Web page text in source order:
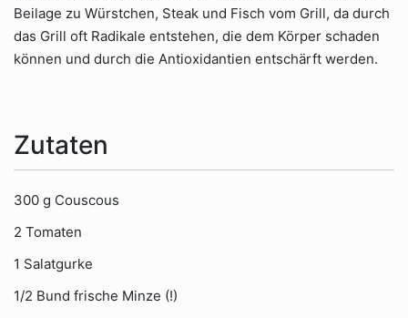
Beilage zu Würstchen, Steak und Fisch vom Grill, da durch
das Grill oft Radikale entstehen, die dem Körper schaden
können und durch die Antioxidantien entschärft werden.
Zutaten
300 g Couscous
2 Tomaten
1 Salatgurke
1/2 Bund frische Minze (!)